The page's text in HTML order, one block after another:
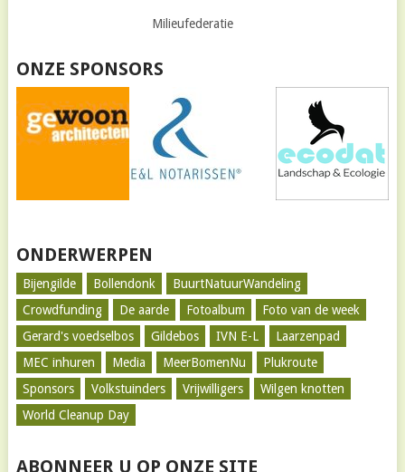
Milieufederatie
ONZE SPONSORS
ONDERWERPEN
Bijengilde Bollendonk
BuurtNatuurWandeling
Crowdfunding
De aarde Fotoalbum
Foto van de week
Gerard's voedselbos
Gildebos IVN E-L
Laarzenpad
MEC inhuren
Media MeerBomenNu
Plukroute
Sponsors
Volkstuinders Vrijwilligers
Wilgen knotten
World Cleanup Day
ABONNEER U OP ONZE SITE